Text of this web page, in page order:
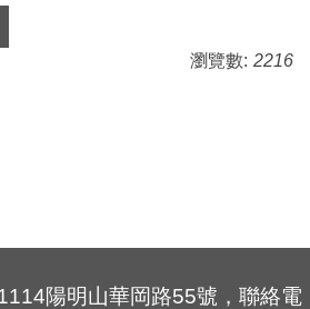
瀏覽數: 2216
陽明山華岡路55號，聯絡電